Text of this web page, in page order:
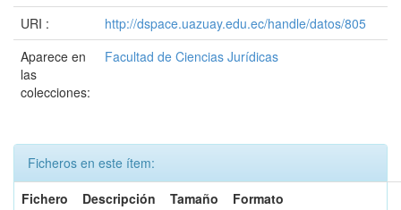
URI :
http://dspace.uazuay.edu.ec/handle/datos/805
Aparece en
las
colecciones:
Facultad de Ciencias Jurídicas
Ficheros en este ítem:
Fichero
Descripción Tamaño
Formato